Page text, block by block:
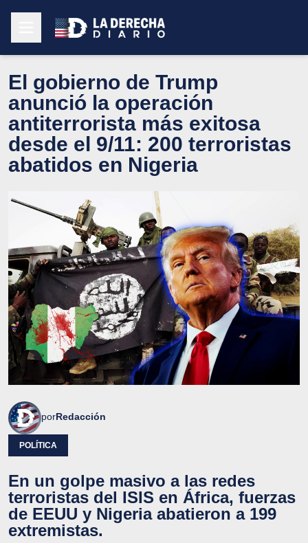
El gobierno de Trump
anunció la operación
antiterrorista más exitosa
desde el 9/11: 200 terroristas
abatidos en Nigeria
porRedacción
POLÍTICA
En un golpe masivo a las redes
terroristas del ISIS en África, fuerzas
de EEUU y Nigeria abatieron a 199
extremistas.